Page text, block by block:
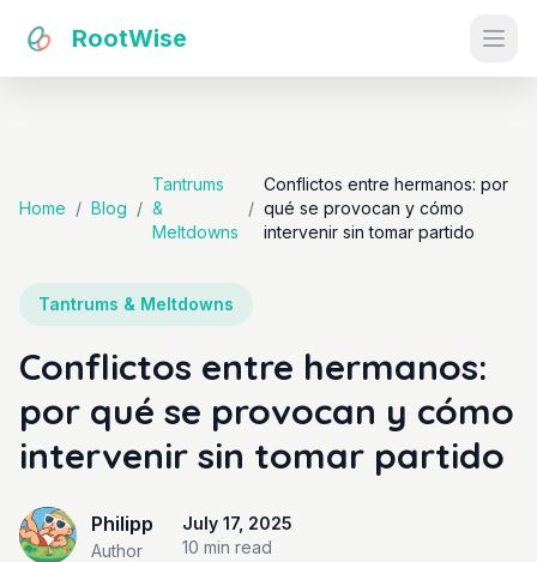
RootWise
Home / Blog /
Tantrums
&
Meltdowns
/
Conflictos entre hermanos: por
qué se provocan y cómo
intervenir sin tomar partido
Tantrums & Meltdowns
Conflictos entre hermanos:
por qué se provocan y cómo
intervenir sin tomar partido
Philipp
Author
July 17, 2025
10 min read